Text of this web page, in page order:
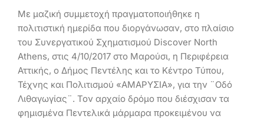
Με μαζική συμμετοχή πραγματοποιήθηκε η
πολιτιστική ημερίδα που διοργάνωσαν, στο πλαίσιο
του Συνεργατικού Σχηματισμού Discover North
Athens, στις 4/10/2017 στο Μαρούσι, η Περιφέρεια
Αττικής, ο Δήμος Πεντέλης και το Κέντρο Τύπου,
Τέχνης και Πολιτισμού «ΑΜΑΡΥΣΙΑ», για την ¨Οδό
Λιθαγωγίας¨. Τον αρχαίο δρόμο που διέσχισαν τα
φημισμένα Πεντελικά μάρμαρα προκειμένου να